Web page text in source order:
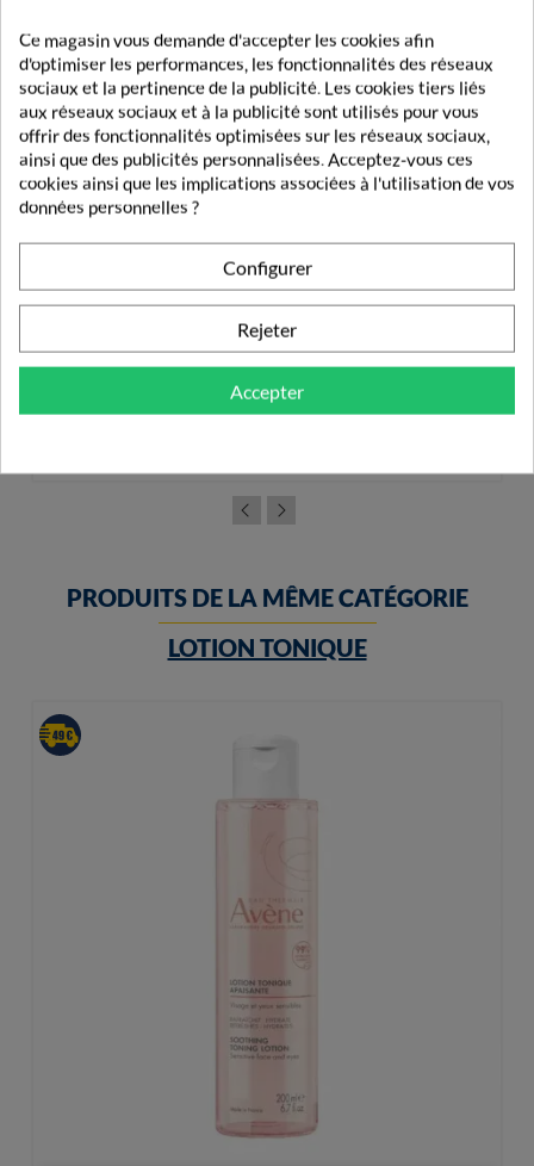
Skin1004 Madagascar Centella Hyalu-Cica Water-Fit...
PRODUITS DE LA MÊME CATÉGORIE
LOTION TONIQUE
Ce magasin vous demande d'accepter les cookies afin
d'optimiser les performances, les fonctionnalités des réseaux
sociaux et la pertinence de la publicité. Les cookies tiers liés
aux réseaux sociaux et à la publicité sont utilisés pour vous
offrir des fonctionnalités optimisées sur les réseaux sociaux,
ainsi que des publicités personnalisées. Acceptez-vous ces
cookies ainsi que les implications associées à l'utilisation de vos
données personnelles ?
Configurer
Rejeter
Accepter